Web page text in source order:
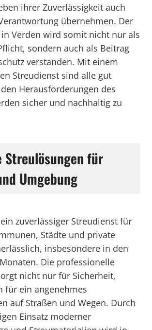
ihrer Zuverlässigkeit auch
übernehmen. Der
Verden wird somit nicht nur als
sondern auch als Beitrag
verstanden. Mit einem
Streudienst sind alle gut
Herausforderungen des
sicher und nachhaltig zu
Streulösungen für
Umgebung
zuverlässiger Streudienst für
Städte und private
insbesondere in den
Die professionelle
nicht nur für Sicherheit,
für ein angenehmes
auf Straßen und Wegen. Durch
Einsatz moderner